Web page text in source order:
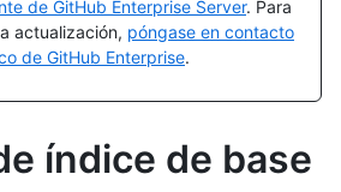
de GitHub Enterprise Server. Para
actualización, póngase en contacto
de GitHub Enterprise.
índice de base